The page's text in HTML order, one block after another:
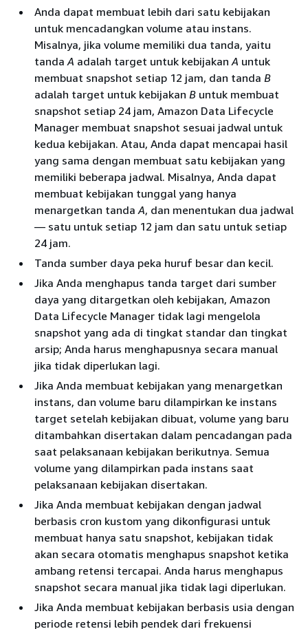
retensi 1atau lebih, atau
periode penyimpanan 1
atau lebih lama.
akan secara otomatis menghapus
snapshot dari tingkat arsip ketika
mereka mencapai usia tersebut.
penting
Batas penyimpanan snapshot
minimum adalah 90 hari. Anda
harus menentukan aturan retensi
yang mempertahankan snapshot
setidaknya selama 90 hari.
menggunakan kunci yang
dikelola pelanggan. Anda tidak
dapat berbagi snapshot yang
dienkripsi dengan kunci KMS
enkripsi EBS default. Jika Anda
berbagi snapshot terenkripsi,
kemudian Anda juga harus
berbagi kunci KMS yang
digunakan untuk mengenkripsi
volume sumber dengan akun
target. Untuk informasi
selengkapnya, lihatMengizinkan
pengguna di akun lain untuk
menggunakan kunci KMSdi
Management Service
Anda dapat membuat lebih dari satu kebijakan
untuk mencadangkan volume atau instans.
Misalnya, jika volume memiliki dua tanda, yaitu
tandaA adalah target untuk kebijakanA untuk
membuat snapshot setiap 12 jam, dan tanda B
adalah target untuk kebijakan B untuk membuat
snapshot setiap 24 jam, Amazon Data Lifecycle
Manager membuat snapshot sesuai jadwal untuk
kedua kebijakan. Atau, Anda dapat mencapai hasil
yang sama dengan membuat satu kebijakan yang
memiliki beberapa jadwal. Misalnya, Anda dapat
membuat kebijakan tunggal yang hanya
menargetkan tandaA, dan menentukan dua jadwal
— satu untuk setiap 12 jam dan satu untuk setiap
24 jam.
Tanda sumber daya peka huruf besar dan kecil.
Jika Anda menghapus tanda target dari sumber
daya yang ditargetkan oleh kebijakan, Amazon
Data Lifecycle Manager tidak lagi mengelola
snapshot yang ada di tingkat standar dan tingkat
arsip; Anda harus menghapusnya secara manual
jika tidak diperlukan lagi.
Jika Anda membuat kebijakan yang menargetkan
instans, dan volume baru dilampirkan ke instans
target setelah kebijakan dibuat, volume yang baru
ditambahkan disertakan dalam pencadangan pada
saat pelaksanaan kebijakan berikutnya. Semua
volume yang dilampirkan pada instans saat
pelaksanaan kebijakan disertakan.
Jika Anda membuat kebijakan dengan jadwal
berbasis cron kustom yang dikonfigurasi untuk
membuat hanya satu snapshot, kebijakan tidak
akan secara otomatis menghapus snapshot ketika
ambang retensi tercapai. Anda harus menghapus
snapshot secara manual jika tidak lagi diperlukan.
Jika Anda membuat kebijakan berbasis usia dengan
periode retensi lebih pendek dari frekuensi